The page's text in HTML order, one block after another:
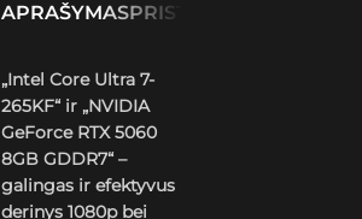
APRAŠYMASPRISTATYMAS IR
„Intel Core Ultra 7-
265KF“ ir „NVIDIA
GeForce RTX 5060
8GB GDDR7“ –
galingas ir efektyvus
derinys 1080p bei